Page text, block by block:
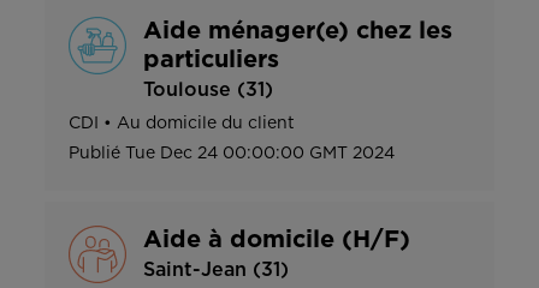
Aide ménager(e) chez les
particuliers
Toulouse (31)
CDI • Au domicile du client
Publié
Tue Dec 24 00:00:00 GMT 2024
Aide à domicile (H/F)
Saint-Jean (31)